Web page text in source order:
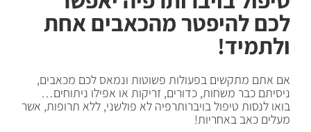
לכם להיפטר מהכאבים אחת
ולתמיד!
אם אתם מתקשים בפעולות פשוטות ונמאס לכם מכאבים,
ניסיתם כבר משחות, כדורים, זריקות או אפילו ניתוחים…
בואו לנסות טיפול בויברותרפיה לא פולשני, ללא תרופות, אשר
מעלים כאב באחריות!